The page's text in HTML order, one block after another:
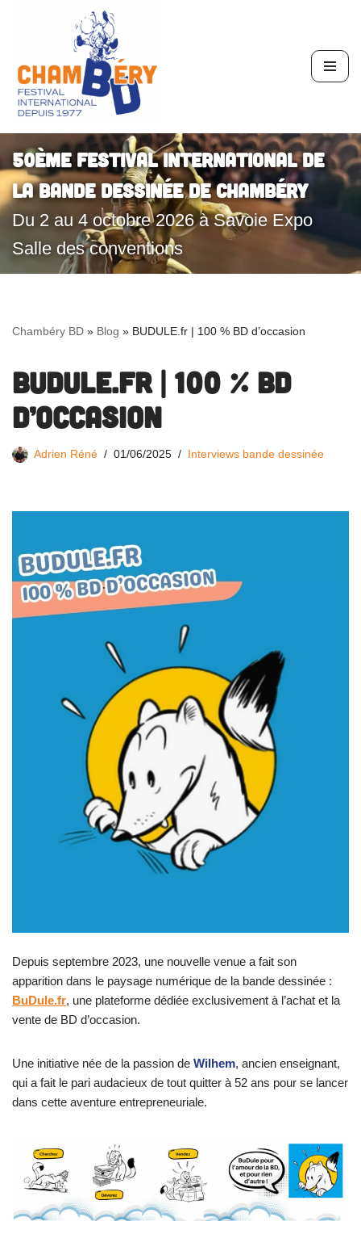
au
contenu
50ème Festival International de
la Bande Dessinée de Chambéry
Du 2 au 4 octobre 2026 à Savoie Expo
Salle des conventions
Chambéry BD » Blog » BUDULE.fr | 100 % BD d’occasion
BUDULE.fr | 100 % BD
d’occasion
Adrien Réné 01/06/2025 Interviews bande dessinée
Depuis septembre 2023, une nouvelle venue a fait son
apparition dans le paysage numérique de la bande dessinée :
BuDule.fr, une plateforme dédiée exclusivement à l’achat et la
vente de BD d’occasion.
Une initiative née de la passion de Wilhem, ancien enseignant,
qui a fait le pari audacieux de tout quitter à 52 ans pour se lancer
dans cette aventure entrepreneuriale.